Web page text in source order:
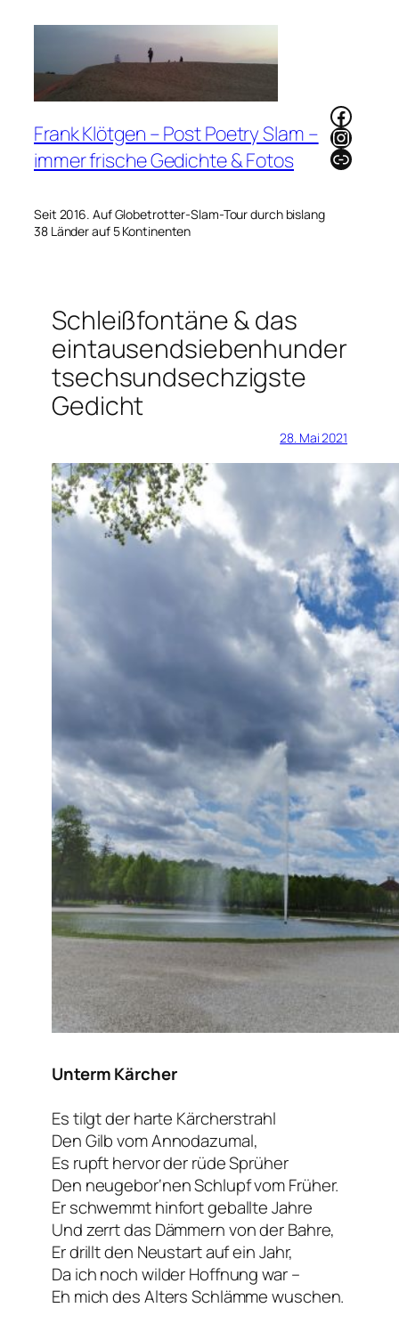
Frank Klötgen – Post Poetry Slam –
immer frische Gedichte & Fotos
Seit 2016. Auf Globetrotter-Slam-Tour durch bislang
38 Länder auf 5 Kontinenten
Link
Schleißfontäne & das
eintausendsiebenhunder
tsechsundsechzigste
Gedicht
28. Mai 2021
Unterm Kärcher
Es tilgt der harte Kärcherstrahl
Den Gilb vom Annodazumal,
Es rupft hervor der rüde Sprüher
Den neugebor‘nen Schlupf vom Früher.
Er schwemmt hinfort geballte Jahre
Und zerrt das Dämmern von der Bahre,
Er drillt den Neustart auf ein Jahr,
Da ich noch wilder Hoffnung war –
Eh mich des Alters Schlämme wuschen.